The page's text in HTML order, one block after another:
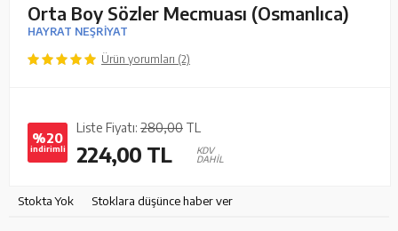
Orta Boy Sözler Mecmuası (Osmanlıca)
HAYRAT NEŞRİYAT
Ürün yorumları (2)
%20
indirimli
Liste Fiyatı: 280,00 TL
224,00 TL
KDV
DAHİL
Stokta Yok Stoklara düşünce haber ver